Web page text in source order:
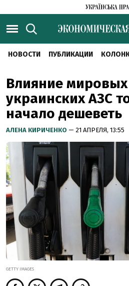
НОВОСТИ ПУБЛИКАЦИИ
Влияние
украинских АЗС
начало дешеветь
АЛЕНА КИРИЧЕНКО — 21 АПРЕЛЯ, 13:55
GETTY IMAGES